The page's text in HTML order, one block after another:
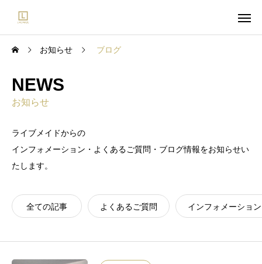
お知らせ ブログ
NEWS
お知らせ
ライブメイドからの
インフォメーション・よくあるご質問・ブログ情報をお知らせい
たします。
全ての記事 よくあるご質問 インフォメーション